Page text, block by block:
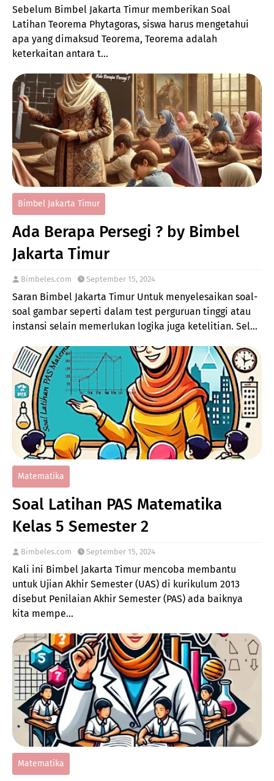
Sebelum Bimbel Jakarta Timur memberikan Soal
Latihan Teorema Phytagoras, siswa harus mengetahui
apa yang dimaksud Teorema, Teorema adalah
keterkaitan antara t…
Bimbel Jakarta Timur
Ada Berapa Persegi ? by Bimbel
Jakarta Timur
Bimbeles.com September 15, 2024
Saran Bimbel Jakarta Timur Untuk menyelesaikan soal-
soal gambar seperti dalam test perguruan tinggi atau
instansi selain memerlukan logika juga ketelitian. Sel…
Matematika
Soal Latihan PAS Matematika
Kelas 5 Semester 2
Bimbeles.com September 15, 2024
Kali ini Bimbel Jakarta Timur mencoba membantu
untuk Ujian Akhir Semester (UAS) di kurikulum 2013
disebut Penilaian Akhir Semester (PAS) ada baiknya
kita mempe…
Matematika